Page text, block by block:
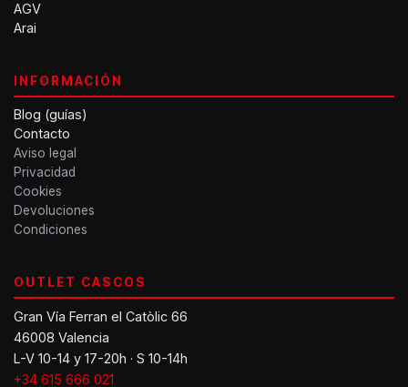
AGV
Arai
INFORMACIÓN
Blog (guías)
Contacto
Aviso legal
Privacidad
Cookies
Devoluciones
Condiciones
OUTLET CASCOS
Gran Vía Ferran el Catòlic 66
46008 Valencia
L-V 10-14 y 17-20h · S 10-14h
+34 615 666 021